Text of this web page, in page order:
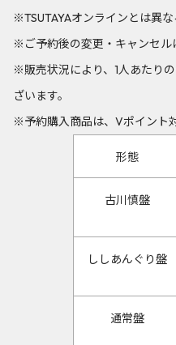
※TSUTAYAオンラインとは異な
※ご予約後の変更・キャンセル
※販売状況により、1人あたり
ざいます。
※予約購入商品は、Vポイント
形態
古川慎盤
ししあんぐり盤
通常盤